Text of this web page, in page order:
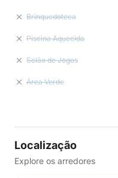
Brinquedoteca
Piscina Aquecida
Salão de Jogos
Área Verde
Localização
Explore os arredores